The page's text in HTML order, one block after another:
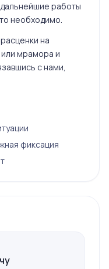
работы
необходимо.
на
или мрамора и
с нами,
фиксация